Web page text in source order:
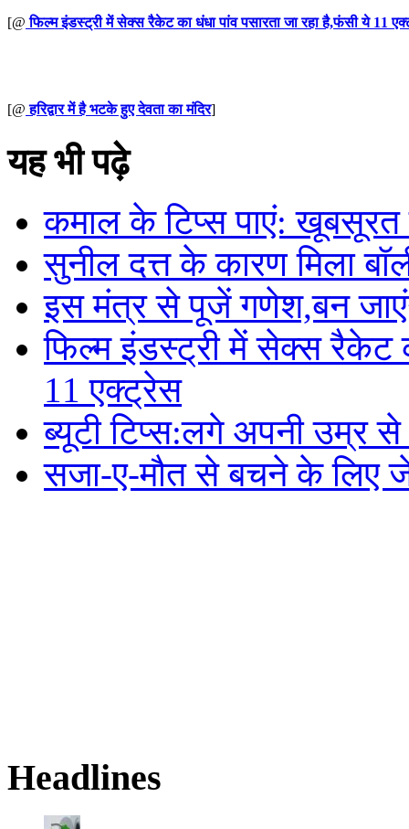
[@ फिल्म इंडस्ट्री में सेक्स रैकेट का धंधा पांव पसारता जा रहा है,फंसी ये 11
[@ हरिद्वार में है भटके हुए देवता का मंदिर]
यह भी पढ़े
कमाल के टिप्स पाएं: खूबसूरत
सुनील दत्त के कारण मिला
इस मंत्र से पूजें गणेश,बन
फिल्म इंडस्ट्री में सेक्स रैकेट
11 एक्ट्रेस
ब्यूटी टिप्स:लगे अपनी उम्र
सजा-ए-मौत से बचने के लिए
Headlines